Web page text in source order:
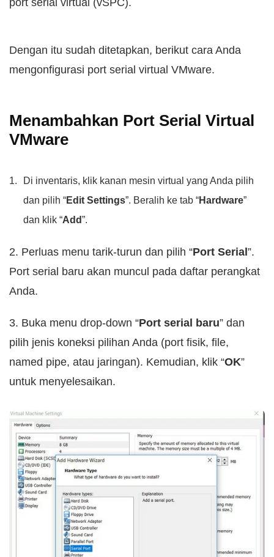
port serial virtual (vSPC).
Dengan itu sudah ditetapkan, berikut cara Anda
mengonfigurasi port serial virtual VMware.
Menambahkan Port Serial Virtual
VMware
Di inventaris, klik kanan mesin virtual yang Anda pilih
dan pilih “Edit Settings”. Beralih ke tab “Hardware”
dan klik “Add”.
2. Perluas menu tarik-turun dan pilih “Port Serial ”.
Port serial baru akan muncul pada daftar perangkat
Anda.
3. Buka menu drop-down “Port serial baru” dan
pilih jenis koneksi pilihan Anda (port fisik, file,
named pipe, atau jaringan). Kemudian, klik “OK”
untuk menyelesaikan.